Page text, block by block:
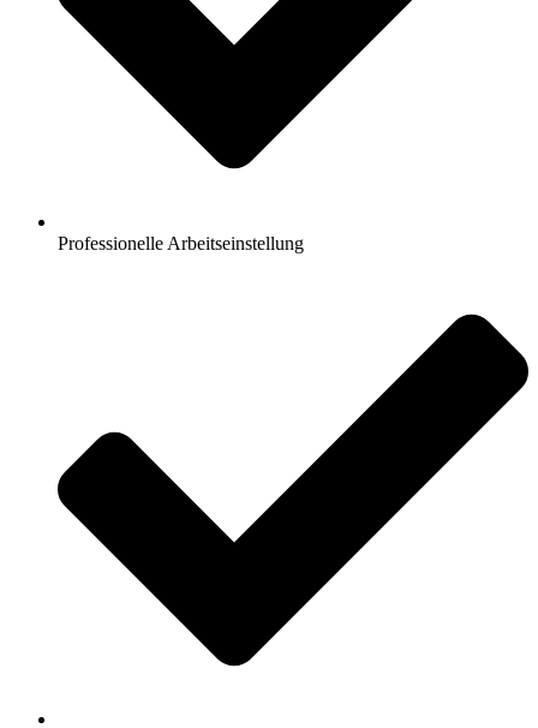
Professionelle Arbeitseinstellung